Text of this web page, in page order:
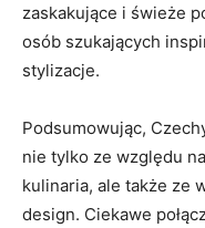
zaskakujące i ‌świeże
osób⁤ szukających
stylizacje.
Podsumowując,
nie tylko ze względu
kulinaria, ale także⁢ ze
design. Ciekawe